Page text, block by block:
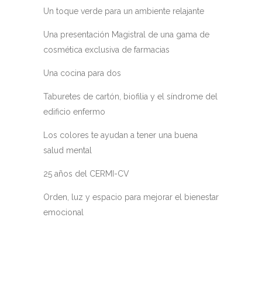
Un toque verde para un ambiente relajante
Una presentación Magistral de una gama de
cosmética exclusiva de farmacias
Una cocina para dos
Taburetes de cartón, biofilia y el síndrome del
edificio enfermo
Los colores te ayudan a tener una buena
salud mental
25 años del CERMI-CV
Orden, luz y espacio para mejorar el bienestar
emocional